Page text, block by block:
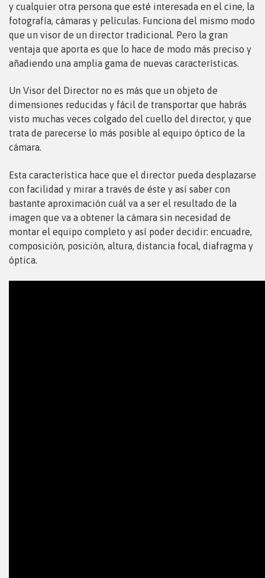
y cualquier otra persona que esté interesada en el cine, la
fotografía, cámaras y películas. Funciona del mismo modo
que un visor de un director tradicional. Pero la gran
ventaja que aporta es que lo hace de modo más preciso y
añadiendo una amplia gama de nuevas características.
Un Visor del Director no es más que un objeto de
dimensiones reducidas y fácil de transportar que habrás
visto muchas veces colgado del cuello del director, y que
trata de parecerse lo más posible al equipo óptico de la
cámara.
Esta característica hace que el director pueda desplazarse
con facilidad y mirar a través de éste y así saber con
bastante aproximación cuál va a ser el resultado de la
imagen que va a obtener la cámara sin necesidad de
montar el equipo completo y así poder decidir: encuadre,
composición, posición, altura, distancia focal, diafragma y
óptica.